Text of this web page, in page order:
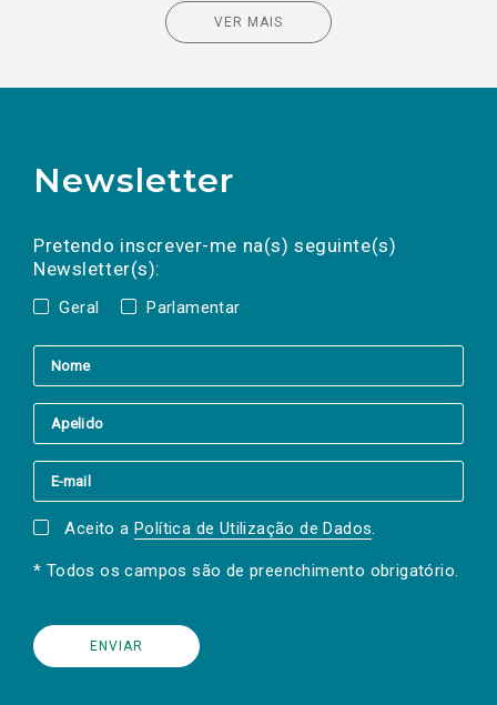
VER MAIS
Newsletter
Pretendo inscrever-me na(s) seguinte(s)
Newsletter(s):
Geral Parlamentar
a(s) newsletter(s).
mail
Aceito a Política de Utilização de Dados.
* Todos os campos são de preenchimento obrigatório.